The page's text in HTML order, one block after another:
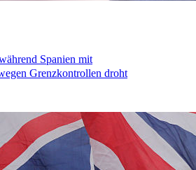
Spanien mit
Grenzkontrollen droht